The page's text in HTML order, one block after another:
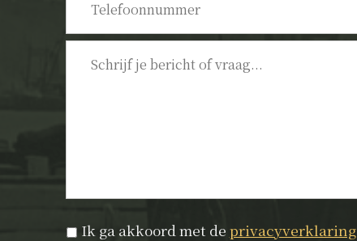
Bericht
Privacyverklaring *
Ik ga akkoord met de privacyverklaring